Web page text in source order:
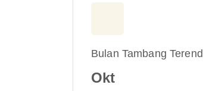
Bulan Tambang
Okt